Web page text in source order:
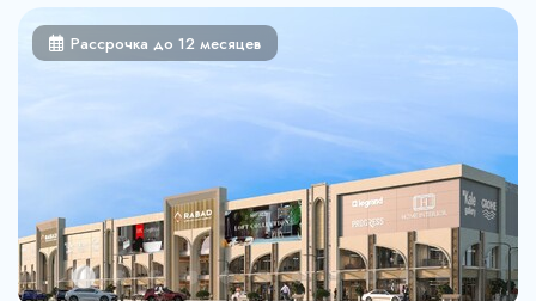
60.37 м²
Рассрочка до 12 месяцев